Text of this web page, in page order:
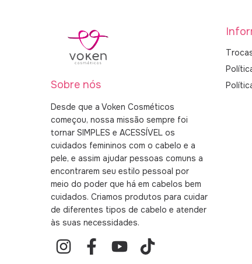
Sobre nós
Desde que a Voken Cosméticos
começou, nossa missão sempre foi
tornar SIMPLES e ACESSÍVEL os
cuidados femininos com o cabelo e a
pele, e assim ajudar pessoas comuns a
encontrarem seu estilo pessoal por
meio do poder que há em cabelos bem
cuidados. Criamos produtos para cuidar
de diferentes tipos de cabelo e atender
às suas necessidades.